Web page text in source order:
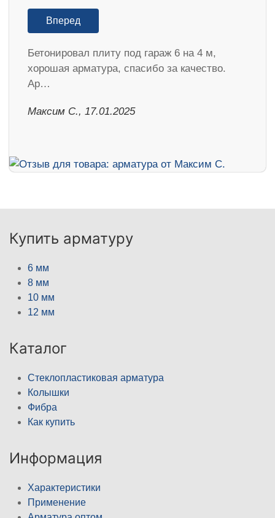
Вперед
Бетонировал плиту под гараж 6 на 4 м,
хорошая арматура, спасибо за качество.
Ар…
Максим С., 17.01.2025
Купить арматуру
6 мм
8 мм
10 мм
12 мм
Каталог
Стеклопластиковая арматура
Колышки
Фибра
Как купить
Информация
Характеристики
Применение